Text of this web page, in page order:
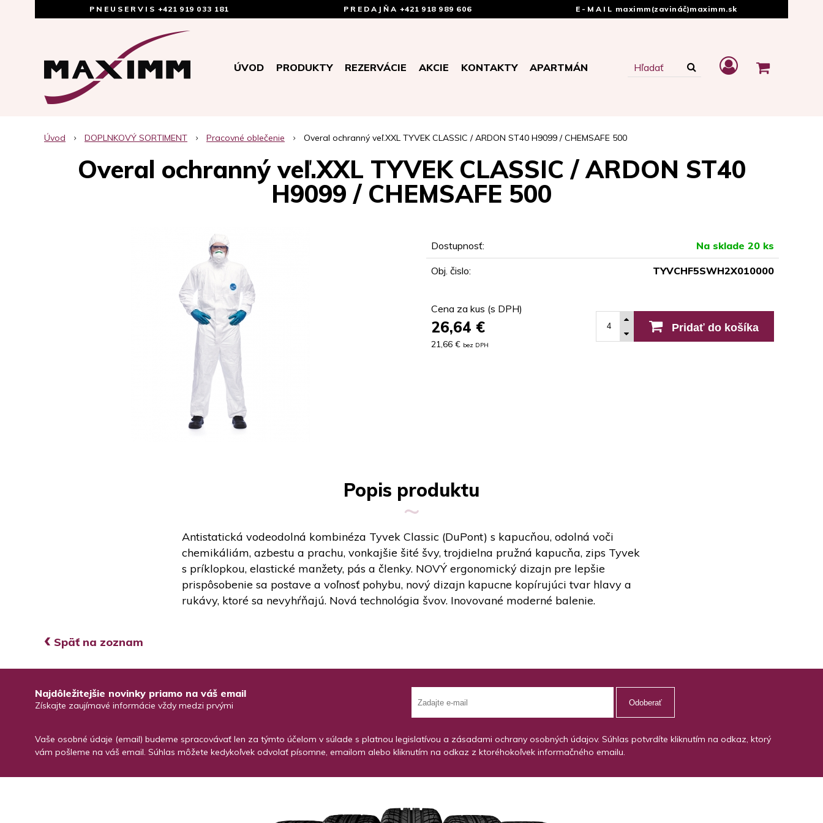
PNEUSERVIS +421 919 033 181 PREDAJŇA +421 918 989 606 E-MAIL maximm(zavináč)maximm.sk
ÚVOD PRODUKTY REZERVÁCIE AKCIE KONTAKTY APARTMÁN
Úvod DOPLNKOVÝ SORTIMENT Pracovné oblečenie Overal ochranný veľ.XXL TYVEK CLASSIC / ARDON ST40 H9099 / CHEMSAFE 500
Overal ochranný veľ.XXL TYVEK CLASSIC / ARDON ST40
H9099 / CHEMSAFE 500
Dostupnosť: Na sklade 20 ks
Obj. čislo: TYVCHF5SWH2X010000
Cena za kus (s DPH)
26,64 €
21,66 € bez DPH
Pridať do košíka
Popis produktu
Antistatická vodeodolná kombinéza Tyvek Classic (DuPont) s kapucňou, odolná voči
chemikáliám, azbestu a prachu, vonkajšie šité švy, trojdielna pružná kapucňa, zips Tyvek
s príklopkou, elastické manžety, pás a členky. NOVÝ ergonomický dizajn pre lepšie
prispôsobenie sa postave a voľnosť pohybu, nový dizajn kapucne kopírujúci tvar hlavy a
rukávy, ktoré sa nevyhŕňajú. Nová technológia švov. Inovované moderné balenie.
‹ Späť na zoznam
Najdôležitejšie novinky priamo na váš email
Získajte zaujímavé informácie vždy medzi prvými Odoberať
Vaše osobné údaje (email) budeme spracovávať len za týmto účelom v súlade s platnou legislatívou a zásadami ochrany osobných údajov. Súhlas potvrdíte kliknutím na odkaz, ktorý
vám pošleme na váš email. Súhlas môžete kedykoľvek odvolať písomne, emailom alebo kliknutím na odkaz z ktoréhokoľvek informačného emailu.